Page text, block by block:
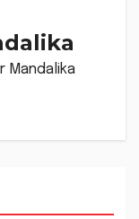
Mandalika